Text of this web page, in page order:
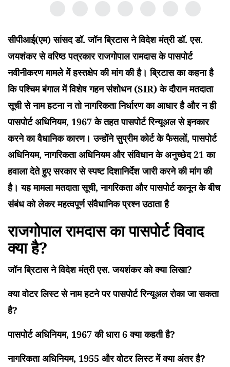
सीपीआई(एम) सांसद डॉ. जॉन ब्रिटास ने विदेश मंत्री डॉ. एस.
जयशंकर से वरिष्ठ पत्रकार राजगोपाल रामदास के पासपोर्ट
नवीनीकरण मामले में हस्तक्षेप की मांग की है। ब्रिटास का कहना है
कि पश्चिम बंगाल में विशेष गहन संशोधन (SIR) के दौरान मतदाता
सूची से नाम हटना न तो नागरिकता निर्धारण का आधार है और न ही
पासपोर्ट अधिनियम, 1967 के तहत पासपोर्ट रिन्यूअल से इनकार
करने का वैधानिक कारण। उन्होंने सुप्रीम कोर्ट के फैसलों, पासपोर्ट
अधिनियम, नागरिकता अधिनियम और संविधान के अनुच्छेद 21 का
हवाला देते हुए सरकार से स्पष्ट दिशानिर्देश जारी करने की मांग की
है। यह मामला मतदाता सूची, नागरिकता और पासपोर्ट कानून के बीच
संबंध को लेकर महत्वपूर्ण संवैधानिक प्रश्न उठाता है
राजगोपाल रामदास का पासपोर्ट विवाद
क्या है?
जॉन ब्रिटास ने विदेश मंत्री एस. जयशंकर को क्या लिखा?
क्या वोटर लिस्ट से नाम हटने पर पासपोर्ट रिन्यूअल रोका जा सकता
है?
पासपोर्ट अधिनियम, 1967 की धारा 6 क्या कहती है?
नागरिकता अधिनियम, 1955 और वोटर लिस्ट में क्या अंतर है?